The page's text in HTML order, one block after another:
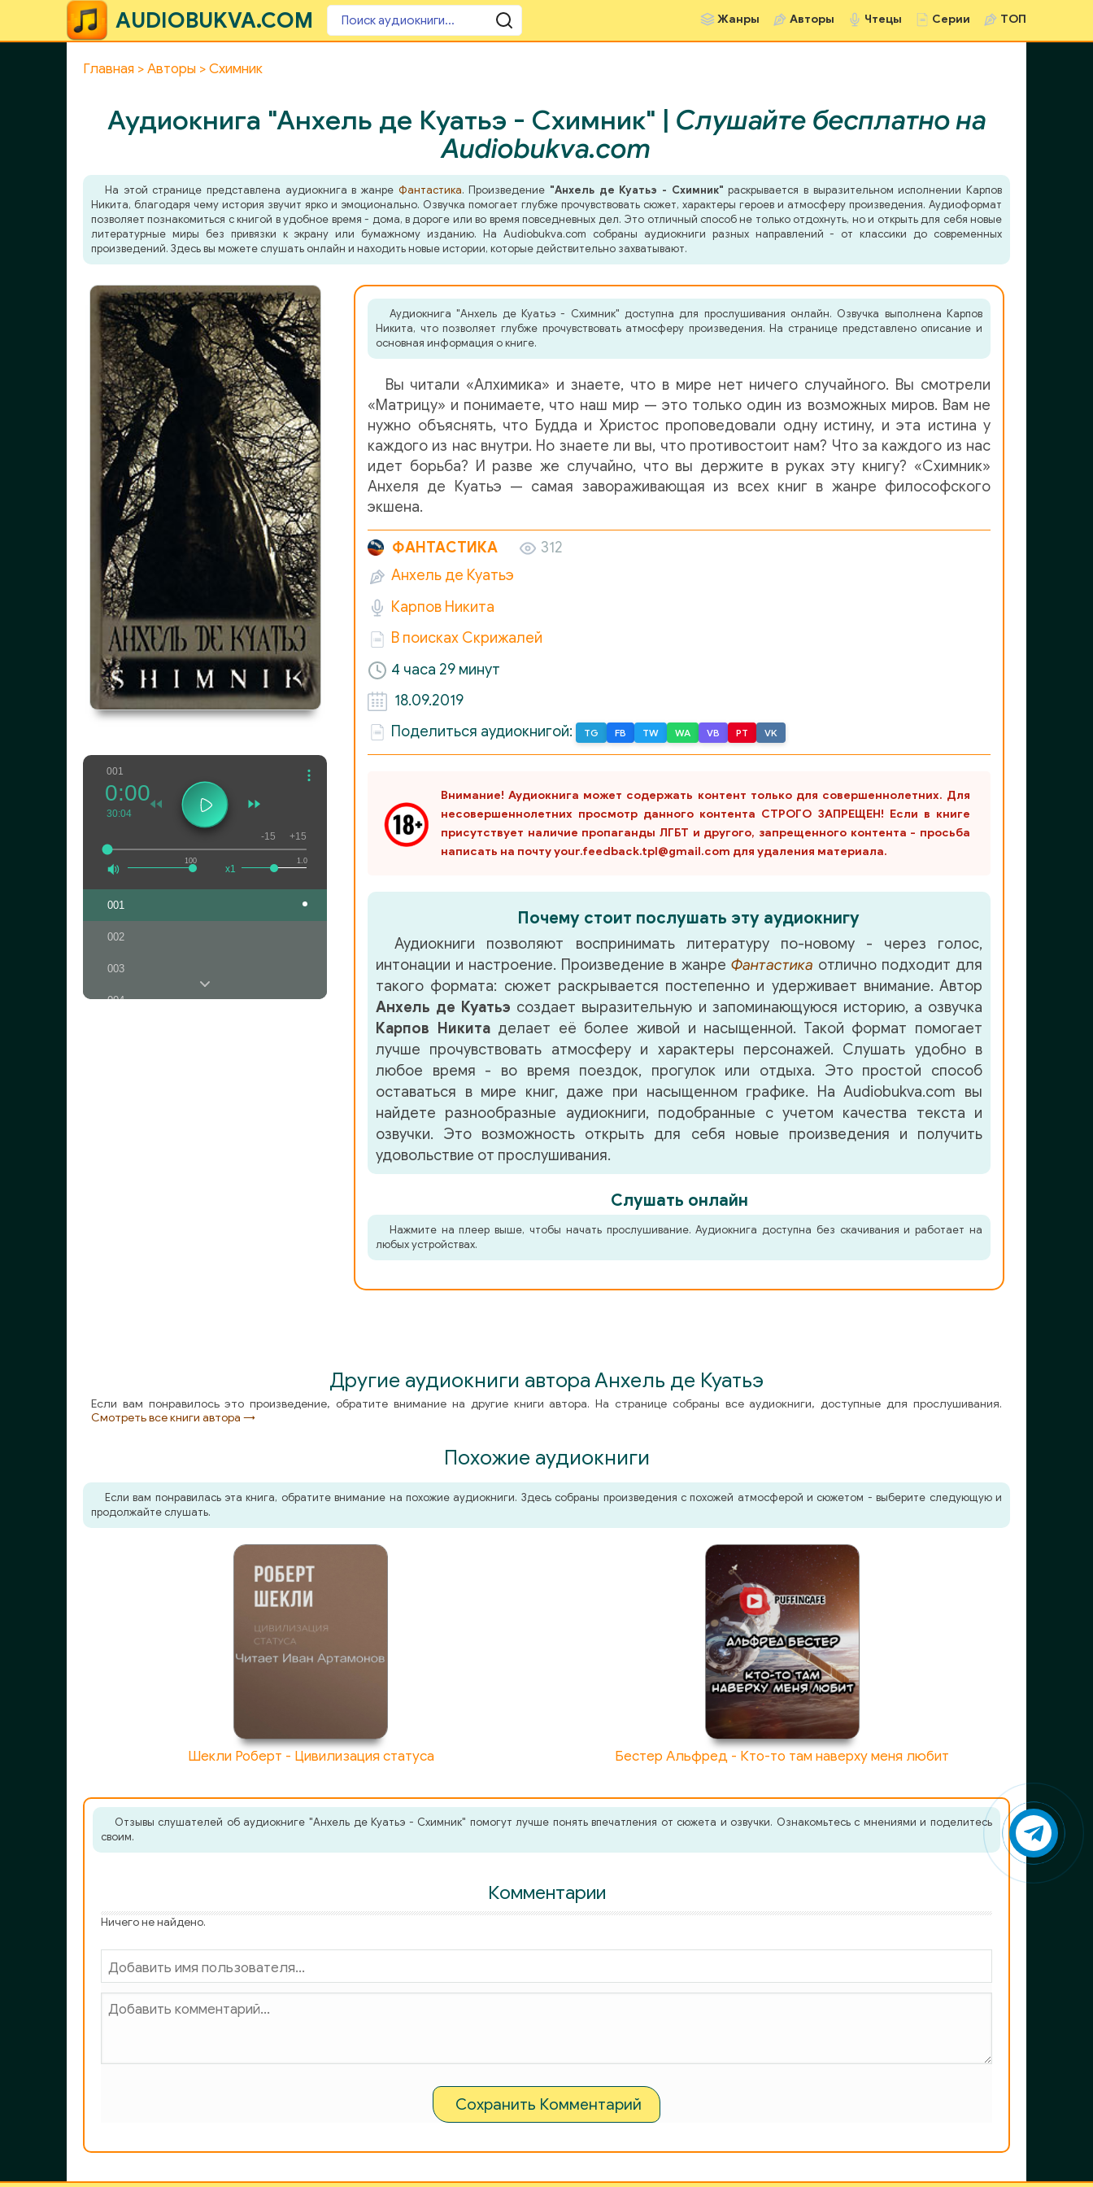
AUDIOBUKVA.COM Жанры Авторы Чтецы Серии ТОП
Главная Авторы Схимник
Аудиокнига "Анхель де Куатьэ - Схимник" | Слушайте бесплатно на
Audiobukva.com
На этой странице представлена аудиокнига в жанре Фантастика. Произведение "Анхель де Куатьэ - Схимник" раскрывается в выразительном исполнении Карпов
Никита, благодаря чему история звучит ярко и эмоционально. Озвучка помогает глубже прочувствовать сюжет, характеры героев и атмосферу произведения. Аудиоформат
позволяет познакомиться с книгой в удобное время - дома, в дороге или во время повседневных дел. Это отличный способ не только отдохнуть, но и открыть для себя новые
литературные миры без привязки к экрану или бумажному изданию. На Audiobukva.com собраны аудиокниги разных направлений - от классики до современных
произведений. Здесь вы можете слушать онлайн и находить новые истории, которые действительно захватывают.
001
100
0:00
30:04
1.0
x1
-15 +15
001
002
003
004
Аудиокнига "Анхель де Куатьэ - Схимник" доступна для прослушивания онлайн. Озвучка выполнена Карпов
Никита, что позволяет глубже прочувствовать атмосферу произведения. На странице представлено описание и
основная информация о книге.
Вы читали «Алхимика» и знаете, что в мире нет ничего случайного. Вы смотрели
«Матрицу» и понимаете, что наш мир — это только один из возможных миров. Вам не
нужно объяснять, что Будда и Христос проповедовали одну истину, и эта истина у
каждого из нас внутри. Но знаете ли вы, что противостоит нам? Что за каждого из нас
идет борьба? И разве же случайно, что вы держите в руках эту книгу? «Схимник»
Анхеля де Куатьэ — самая завораживающая из всех книг в жанре философского
экшена.
ФАНТАСТИКА
312
Анхель де Куатьэ
Карпов Никита
В поисках Скрижалей
4 часа 29 минут
18.09.2019
Поделиться аудиокнигой:
TG FB TW WA VB PT VK
Внимание! Аудиокнига может содержать контент только для совершеннолетних. Для
несовершеннолетних просмотр данного контента СТРОГО ЗАПРЕЩЕН! Если в книге
присутствует наличие пропаганды ЛГБТ и другого, запрещенного контента - просьба
написать на почту your.feedback.tpl@gmail.com для удаления материала.
Почему стоит послушать эту аудиокнигу
Аудиокниги позволяют воспринимать литературу по-новому - через голос,
интонации и настроение. Произведение в жанре Фантастика отлично подходит для
такого формата: сюжет раскрывается постепенно и удерживает внимание. Автор
Анхель де Куатьэ создает выразительную и запоминающуюся историю, а озвучка
Карпов Никитаделает её более живой и насыщенной. Такой формат помогает
лучше прочувствовать атмосферу и характеры персонажей. Слушать удобно в
любое время - во время поездок, прогулок или отдыха. Это простой способ
оставаться в мире книг, даже при насыщенном графике. На Audiobukva.com вы
найдете разнообразные аудиокниги, подобранные с учетом качества текста и
озвучки. Это возможность открыть для себя новые произведения и получить
удовольствие от прослушивания.
Слушать онлайн
Нажмите на плеер выше, чтобы начать прослушивание. Аудиокнига доступна без скачивания и работает на
любых устройствах.
Другие аудиокниги автора Анхель де Куатьэ
Если вам понравилось это произведение, обратите внимание на другие книги автора. На странице собраны все аудиокниги, доступные для прослушивания.
Смотреть все книги автора →
Похожие аудиокниги
Если вам понравилась эта книга, обратите внимание на похожие аудиокниги. Здесь собраны произведения с похожей атмосферой и сюжетом - выберите следующую и
продолжайте слушать.
Шекли Роберт - Цивилизация статуса Бестер Альфред - Кто-то там наверху меня любит
Отзывы слушателей об аудиокниге "Анхель де Куатьэ - Схимник" помогут лучше понять впечатления от сюжета и озвучки. Ознакомьтесь с мнениями и поделитесь
своим.
Комментарии
Ничего не найдено.
Сохранить Комментарий